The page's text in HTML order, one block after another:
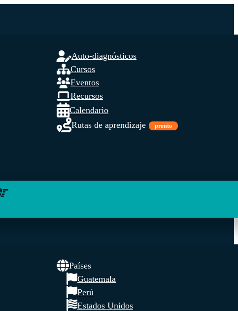
Auto-diagnósticos
Cursos
Eventos
Recursos
Calendario
Rutas de aprendizaje
pronto
Países
Guatemala
Perú
Estados Unidos